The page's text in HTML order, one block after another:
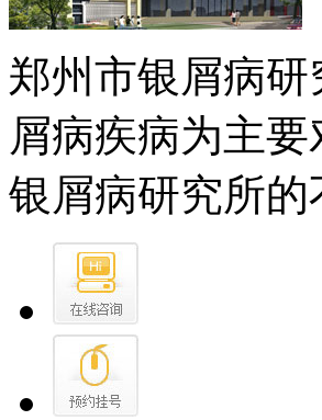
郑州市银屑病
屑病疾病为主
银屑病研究所